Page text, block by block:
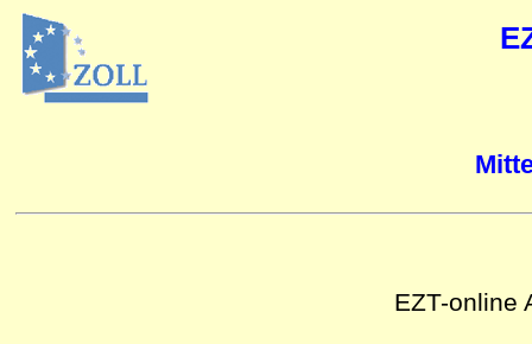
EZT-online